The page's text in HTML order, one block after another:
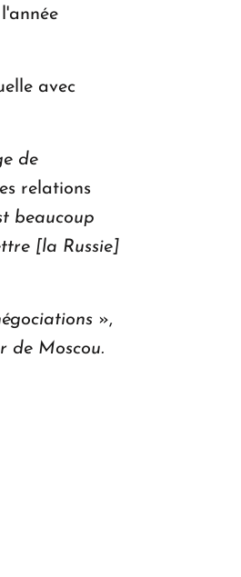
avec
de
relations
beaucoup
[la Russie]
»,
de Moscou.